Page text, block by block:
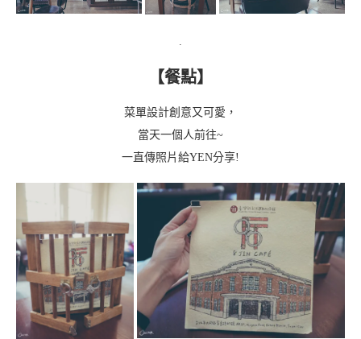
【餐點】
菜單設計創意又可愛，
當天一個人前往~
一直傳照片給YEN分享!